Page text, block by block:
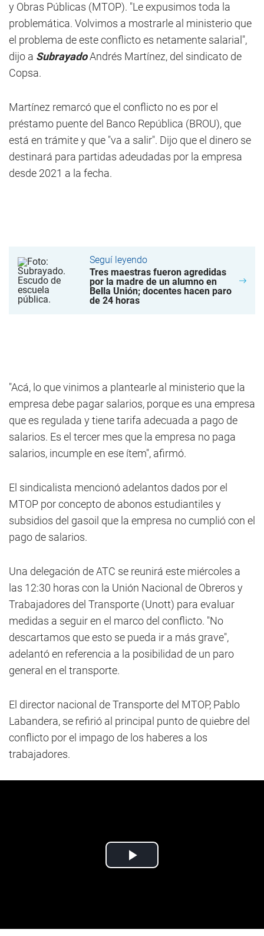
y Obras Públicas (MTOP). "Le expusimos toda la
problemática. Volvimos a mostrarle al ministerio que
el problema de este conflicto es netamente salarial",
dijo a SubrayadoAndrés Martínez, del sindicato de
Copsa.
Martínez remarcó que el conflicto no es por el
préstamo puente del Banco República (BROU), que
está en trámite y que "va a salir". Dijo que el dinero se
destinará para partidas adeudadas por la empresa
desde 2021 a la fecha.
Seguí leyendo
Tres maestras fueron agredidas
por la madre de un alumno en
Bella Unión; docentes hacen paro
de 24 horas
"Acá, lo que vinimos a plantearle al ministerio que la
empresa debe pagar salarios, porque es una empresa
que es regulada y tiene tarifa adecuada a pago de
salarios. Es el tercer mes que la empresa no paga
salarios, incumple en ese ítem", afirmó.
El sindicalista mencionó adelantos dados por el
MTOP por concepto de abonos estudiantiles y
subsidios del gasoil que la empresa no cumplió con el
pago de salarios.
Una delegación de ATC se reunirá este miércoles a
las 12:30 horas con la Unión Nacional de Obreros y
Trabajadores del Transporte (Unott) para evaluar
medidas a seguir en el marco del conflicto. "No
descartamos que esto se pueda ir a más grave",
adelantó en referencia a la posibilidad de un paro
general en el transporte.
El director nacional de Transporte del MTOP, Pablo
Labandera, se refirió al principal punto de quiebre del
conflicto por el impago de los haberes a los
trabajadores.